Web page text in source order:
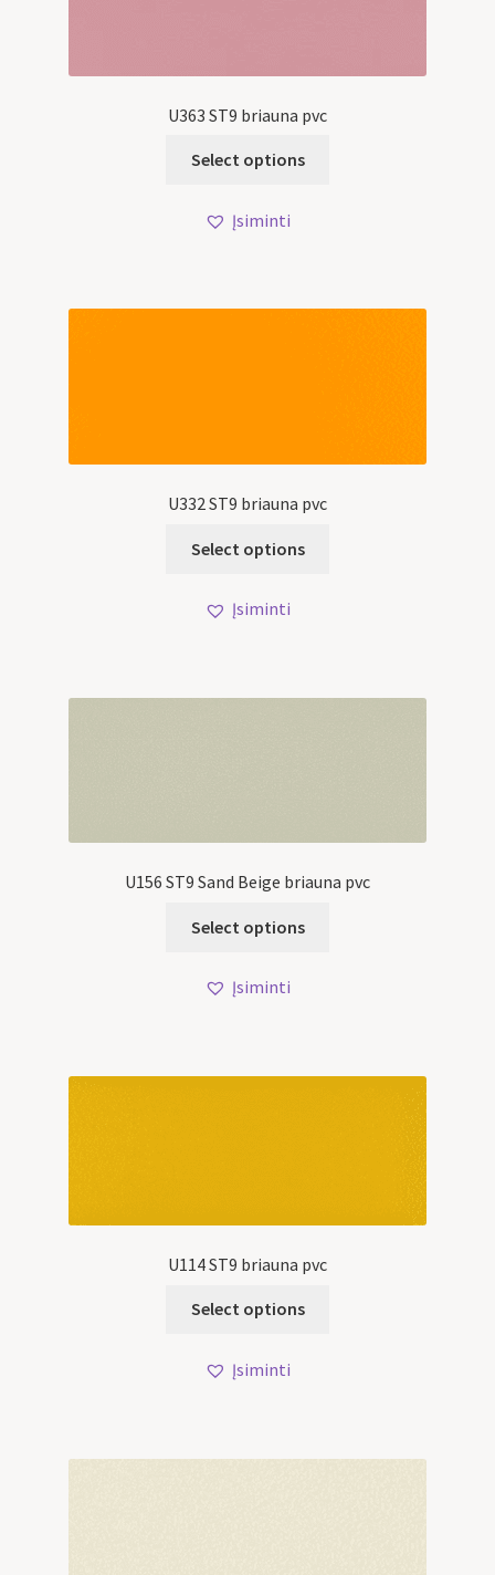
U363 ST9 briauna pvc
Select options
Įsiminti
U332 ST9 briauna pvc
Select options
Įsiminti
U156 ST9 Sand Beige briauna pvc
Select options
Įsiminti
U114 ST9 briauna pvc
Select options
Įsiminti